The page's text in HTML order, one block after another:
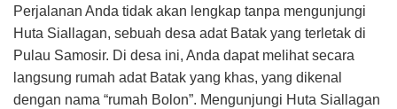
Perjalanan Anda tidak akan lengkap tanpa mengunjungi
Huta Siallagan, sebuah desa adat Batak yang terletak di
Pulau Samosir. Di desa ini, Anda dapat melihat secara
langsung rumah adat Batak yang khas, yang dikenal
dengan nama “rumah Bolon”. Mengunjungi Huta Siallagan